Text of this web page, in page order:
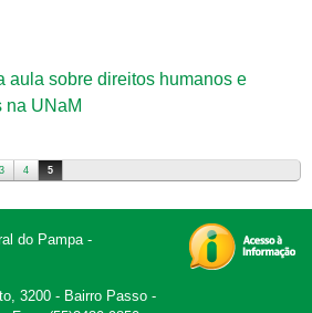
aula sobre direitos humanos e
na UNaM
3 4 5
do Pampa -
3200 - Bairro Passo -